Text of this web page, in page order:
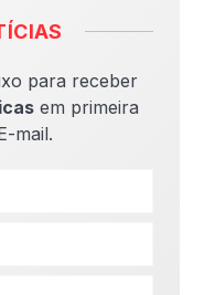
para receber
em primeira
mail.